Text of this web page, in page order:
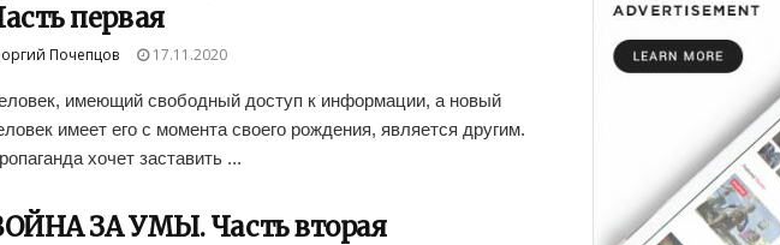
первая
Почепцов 17.11.2020
имеющий свободный доступ к информации, а новый
имеет его с момента своего рождения, является другим.
хочет заставить ...
ЗА УМЫ. Часть вторая